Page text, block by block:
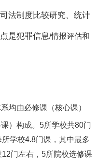
法制度比较研究、统计
是犯罪信息/情报评估和
均由必修课（核心课）
）构成。 5所学校共80门
所学校4.8门课，其中最多
12门左右， 5所院校选修课